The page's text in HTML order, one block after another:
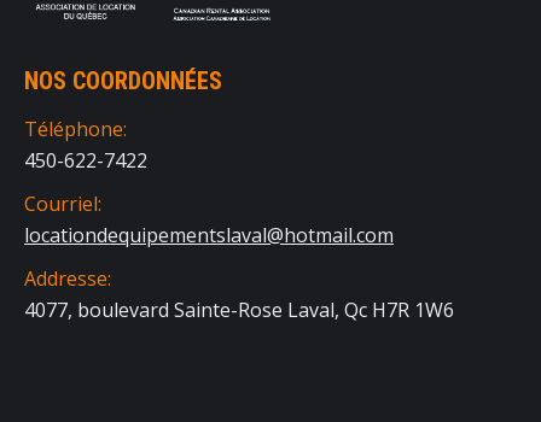
NOS COORDONNÉES
Téléphone:
450-622-7422
Courriel:
locationdequipementslaval@hotmail.com
Addresse:
4077, boulevard Sainte-Rose Laval, Qc H7R 1W6